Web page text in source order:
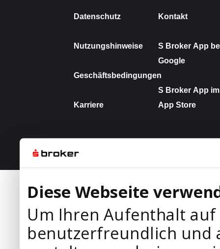
Diese Webseite
Um Ihren Aufenthalt
benutzerfreundlich und